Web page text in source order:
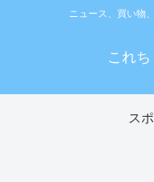
ニュース、買い物
これ
ス